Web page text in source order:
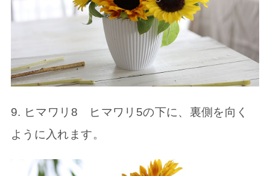
9. ヒマワリ8 ヒマワリ5の下に、裏側を向く
ように入れます。